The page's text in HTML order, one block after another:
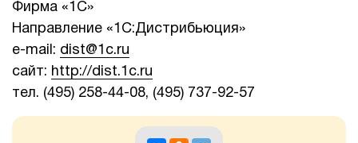
Фирма «1С»
Направление «1С:Дистрибьюция»
e-mail: dist@1c.ru
сайт: http://dist.1c.ru
тел. (495) 258-44-08, (495) 737-92-57